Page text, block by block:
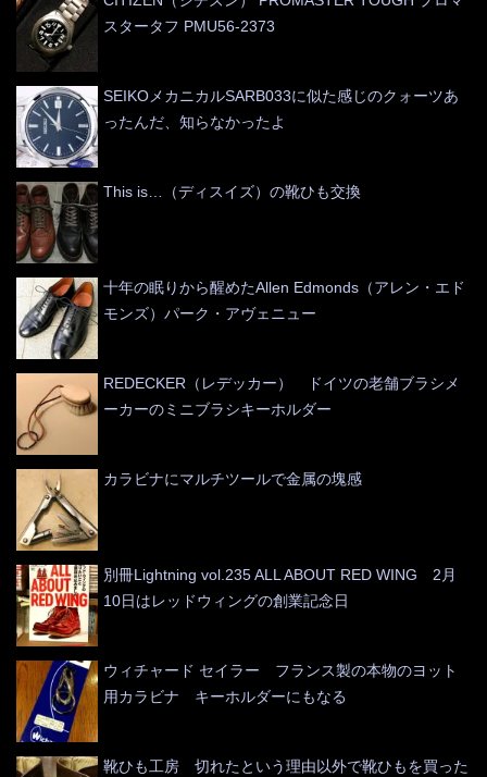
スタータフ PMU56-2373
SEIKOメカニカルSARB033に似た感じのクォーツあ
ったんだ、知らなかったよ
This is…（ディスイズ）の靴ひも交換
十年の眠りから醒めたAllen Edmonds（アレン・エド
モンズ）パーク・アヴェニュー
REDECKER（レデッカー） ドイツの老舗ブラシメ
ーカーのミニブラシキーホルダー
カラビナにマルチツールで金属の塊感
別冊Lightning vol.235 ALL ABOUT RED WING 2月
10日はレッドウィングの創業記念日
ウィチャード セイラー フランス製の本物のヨット
用カラビナ キーホルダーにもなる
靴ひも工房 切れたという理由以外で靴ひもを買った